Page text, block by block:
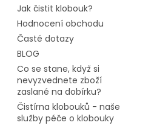
Jak čistit klobouk?
Hodnocení obchodu
Časté dotazy
BLOG
Co se stane, když si
nevyzvednete zboží
zaslané na dobírku?
Čistírna klobouků - naše
služby péče o klobouky